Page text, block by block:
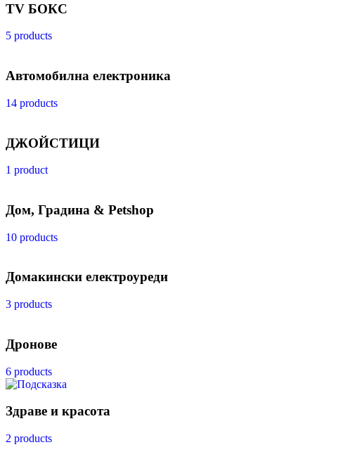
TV БОКС
5 products
Автомобилна електроника
14 products
ДЖОЙСТИЦИ
1 product
Дом, Градина & Petshop
10 products
Домакински електроуреди
3 products
Дронове
6 products
Здраве и красота
2 products